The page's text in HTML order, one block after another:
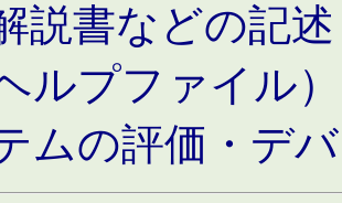
説書などの記
ルプファイル）
ムの評価・デ